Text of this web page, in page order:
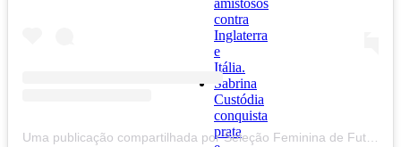
amistosos
contra
Inglaterra
e
Itália.
Sabrina
Custódia
conquista
prata